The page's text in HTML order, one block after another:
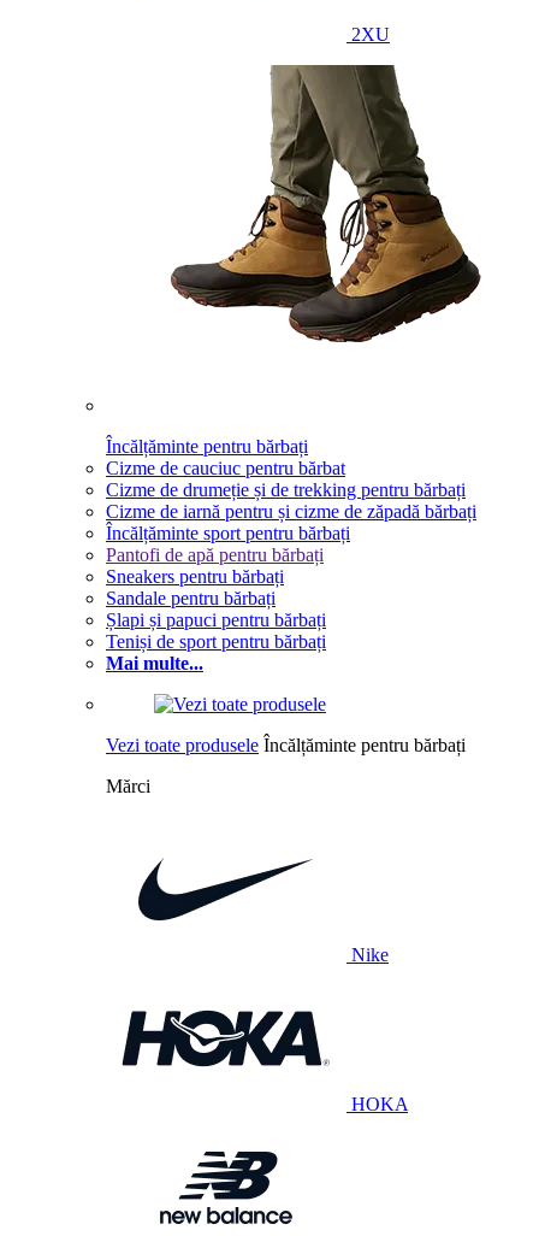
2XU
Încălțăminte pentru bărbați
Cizme de cauciuc pentru bărbat
Cizme de drumeție și de trekking pentru bărbați
Cizme de iarnă pentru și cizme de zăpadă bărbați
Încălțăminte sport pentru bărbați
Pantofi de apă pentru bărbați
Sneakers pentru bărbați
Sandale pentru bărbați
Șlapi și papuci pentru bărbați
Teniși de sport pentru bărbați
Mai multe...
Vezi toate produsele Încălțăminte pentru bărbați
Mărci
Nike
HOKA